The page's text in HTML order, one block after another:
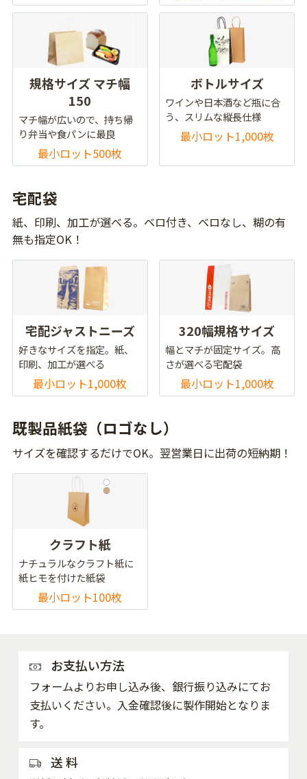
規格サイズ マチ幅
150
マチ幅が広いので、持ち帰
り弁当や食パンに最良
最小ロット500枚
ボトルサイズ
ワインや日本酒など瓶に合
う、スリムな縦長仕様
最小ロット1,000枚
宅配袋
紙、印刷、加工が選べる。ベロ付き、ベロなし、糊の有
無も指定OK！
宅配ジャストニーズ
好きなサイズを指定。紙、
印刷、加工が選べる
最小ロット1,000枚
320幅規格サイズ
幅とマチが固定サイズ。高
さが選べる宅配袋
最小ロット1,000枚
既製品紙袋（ロゴなし）
サイズを確認するだけでOK。翌営業日に出荷の短納期！
クラフト紙
ナチュラルなクラフト紙に
紙ヒモを付けた紙袋
最小ロット100枚
お支払い方法
フォームよりお申し込み後、銀行振り込みにてお
支払いください。入金確認後に製作開始となりま
す。
送 料